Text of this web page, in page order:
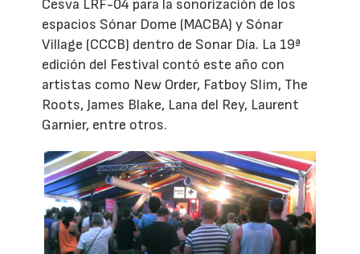
Cesva LRF-04 para la sonorización de los
espacios Sónar Dome (MACBA) y Sónar
Village (CCCB) dentro de Sonar Día. La 19ª
edición del Festival contó este año con
artistas como New Order, Fatboy Slim, The
Roots, James Blake, Lana del Rey, Laurent
Garnier, entre otros.